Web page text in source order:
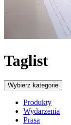
Taglist
Wybierz kategorie
Produkty
Wydarzenia
Prasa